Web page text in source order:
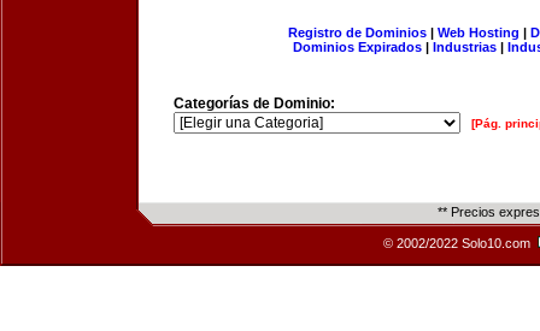
Registro de Dominios| Web Hosting |
Dominios Expirados | Industrias |
Categorías de Dominio:
[Pág.
** Precios
© 2002/2022 Solo10.com